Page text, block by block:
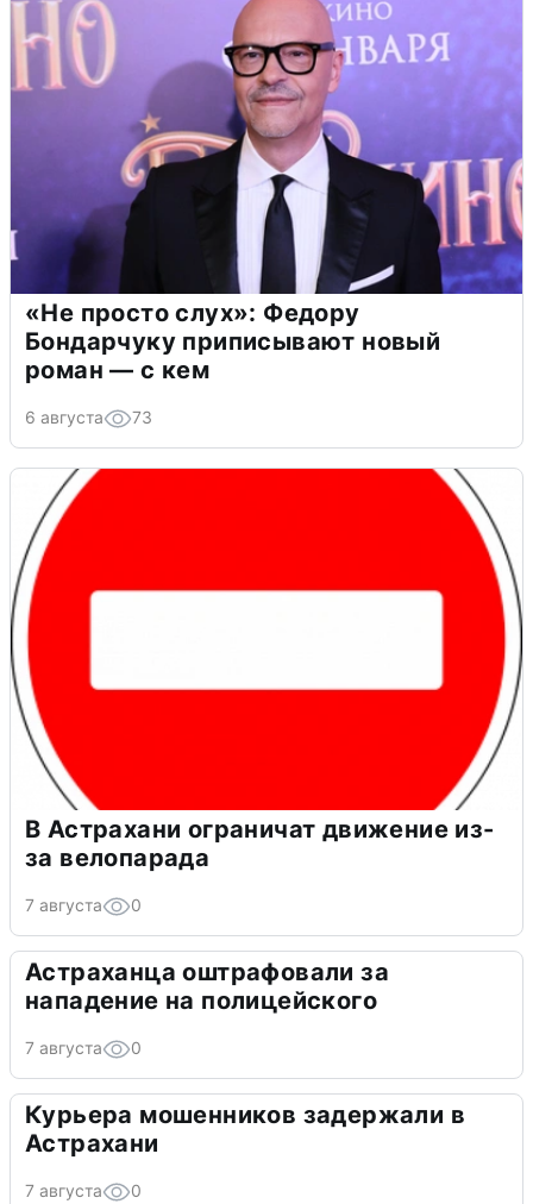
«Не просто слух»: Федору
Бондарчуку приписывают новый
роман — с кем
6 августа 73
В Астрахани ограничат движение из-
за велопарада
7 августа 0
Астраханца оштрафовали за
нападение на полицейского
7 августа 0
Курьера мошенников задержали в
Астрахани
7 августа 0